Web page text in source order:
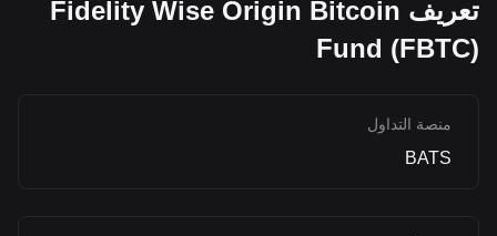
تعريف Fidelity Wise Origin Bitcoin
Fund (FBTC)
منصة التداول
BATS